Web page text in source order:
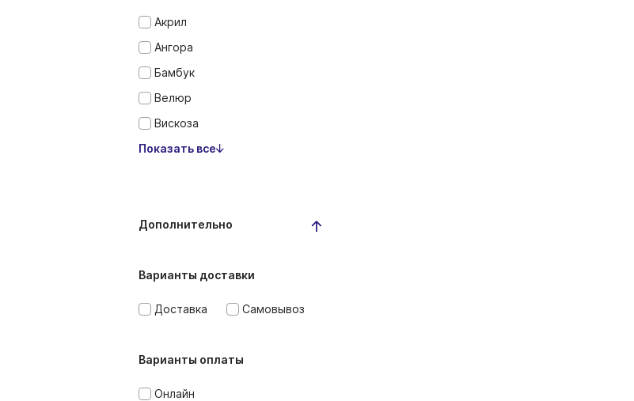
Акрил
Ангора
Бамбук
Велюр
Вискоза
Показать все
Дополнительно
Варианты доставки
Доставка Самовывоз
Варианты оплаты
Онлайн